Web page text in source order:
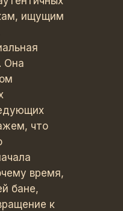
ищущим
Она
что
время,
бане,
к